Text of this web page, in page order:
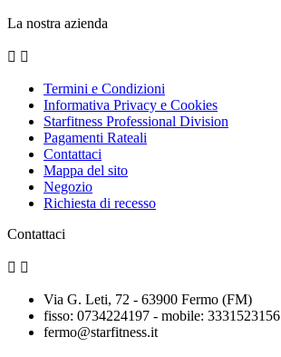
La nostra azienda
 
Termini e Condizioni
Informativa Privacy e Cookies
Starfitness Professional Division
Pagamenti Rateali
Contattaci
Mappa del sito
Negozio
Richiesta di recesso
Contattaci
 
Via G. Leti, 72 - 63900 Fermo (FM)
fisso: 0734224197 - mobile: 3331523156
fermo@starfitness.it